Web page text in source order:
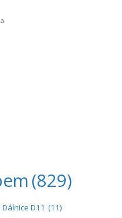
(829)
Dálnice D11 (11)